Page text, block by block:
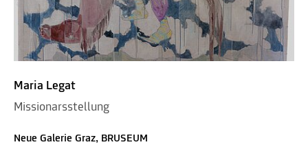
Maria Legat
Missionarsstellung
Neue Galerie Graz, BRUSEUM